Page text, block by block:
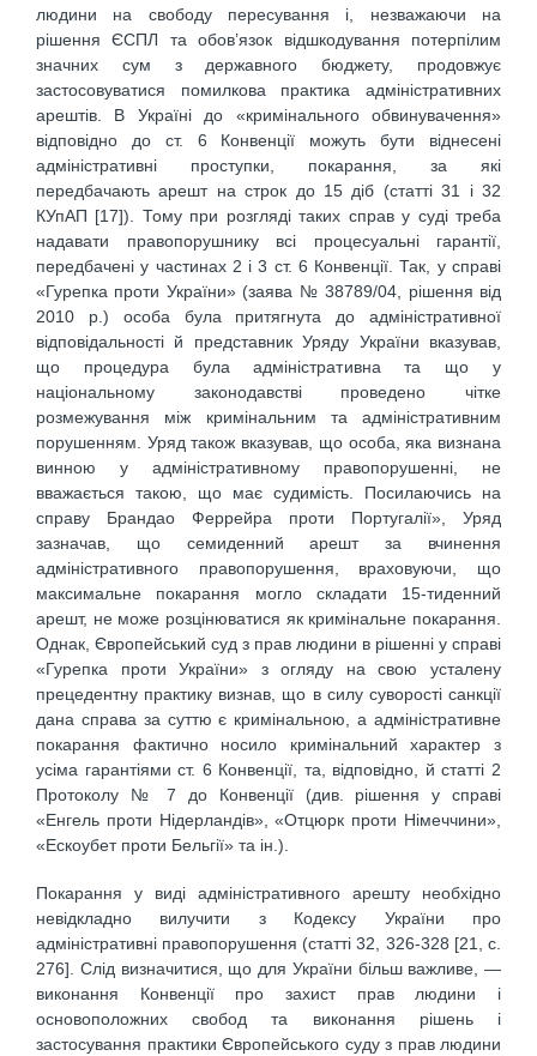
людини на свободу пересування і, незважаючи на
рішення ЄСПЛ та обов’язок відшкодування потерпілим
значних сум з державного бюджету, продовжує
застосовуватися помилкова практика адміністративних
арештів. В Україні до «кримінального обвинувачення»
відповідно до ст. 6 Конвенції можуть бути віднесені
адміністративні проступки, покарання, за які
передбачають арешт на строк до 15 діб (статті 31 і 32
КУпАП [17]). Тому при розгляді таких справ у суді треба
надавати правопорушнику всі процесуальні гарантії,
передбачені у частинах 2 і 3 ст. 6 Конвенції. Так, у справі
«Гурепка проти України» (заява № 38789/04, рішення від
2010 р.) особа була притягнута до адміністративної
відповідальності й представник Уряду України вказував,
що процедура була адміністративна та що у
національному законодавстві проведено чітке
розмежування між кримінальним та адміністративним
порушенням. Уряд також вказував, що особа, яка визнана
винною у адміністративному правопорушенні, не
вважається такою, що має судимість. Посилаючись на
справу Брандао Феррейра проти Португалії», Уряд
зазначав, що семиденний арешт за вчинення
адміністративного правопорушення, враховуючи, що
максимальне покарання могло складати 15-тиденний
арешт, не може розцінюватися як кримінальне покарання.
Однак, Європейський суд з прав людини в рішенні у справі
«Гурепка проти України» з огляду на свою усталену
прецедентну практику визнав, що в силу суворості санкції
дана справа за суттю є кримінальною, а адміністративне
покарання фактично носило кримінальний характер з
усіма гарантіями ст. 6 Конвенції, та, відповідно, й статті 2
Протоколу № 7 до Конвенції (див. рішення у справі
«Енгель проти Нідерландів», «Отцюрк проти Німеччини»,
«Ескоубет проти Бельгії» та ін.).
Покарання у виді адміністративного арешту необхідно
невідкладно вилучити з Кодексу України про
адміністративні правопорушення (статті 32, 326-328 [21, с.
276]. Слід визначитися, що для України більш важливе, —
виконання Конвенції про захист прав людини і
основоположних свобод та виконання рішень і
застосування практики Європейського суду з прав людини